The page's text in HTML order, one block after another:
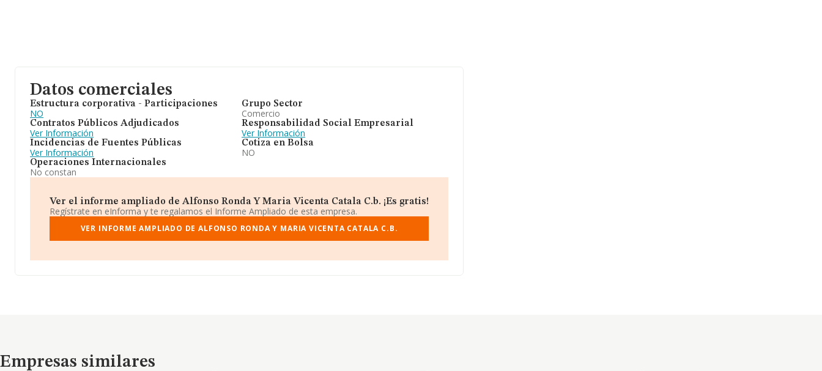
Datos comerciales
Estructura corporativa - Participaciones
NO
Contratos Públicos Adjudicados
Ver Información
Incidencias de Fuentes Públicas
Ver Información
Operaciones Internacionales
No constan
Grupo Sector
Comercio
Responsabilidad Social Empresarial
Ver Información
Cotiza en Bolsa
NO
Ver el informe ampliado de Alfonso Ronda Y Maria Vicenta Catala C.b. ¡Es gratis!
Regístrate en eInforma y te regalamos el Informe Ampliado de esta empresa.
VER INFORME AMPLIADO DE ALFONSO RONDA Y MARIA VICENTA CATALA C.B.
Empresas similares
Empresas similares